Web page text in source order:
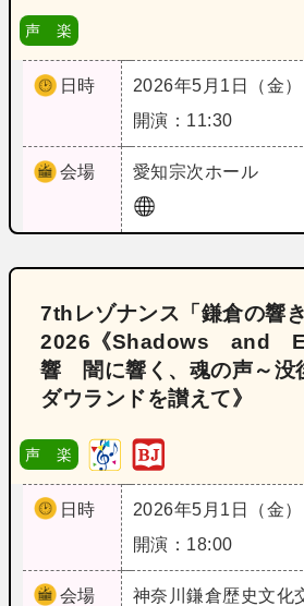
声 楽
日時
2026年5月1日（金）
開演：11:30
会場 愛知宗次ホール
7thレゾナンス「鎌倉の響き
2026《Shadows and
響 闇に響く、魂の声～没
ダウランドを讃えて》
声 楽
日時
2026年5月1日（金）
開演：18:00
会場 神奈川鎌倉歴史文化